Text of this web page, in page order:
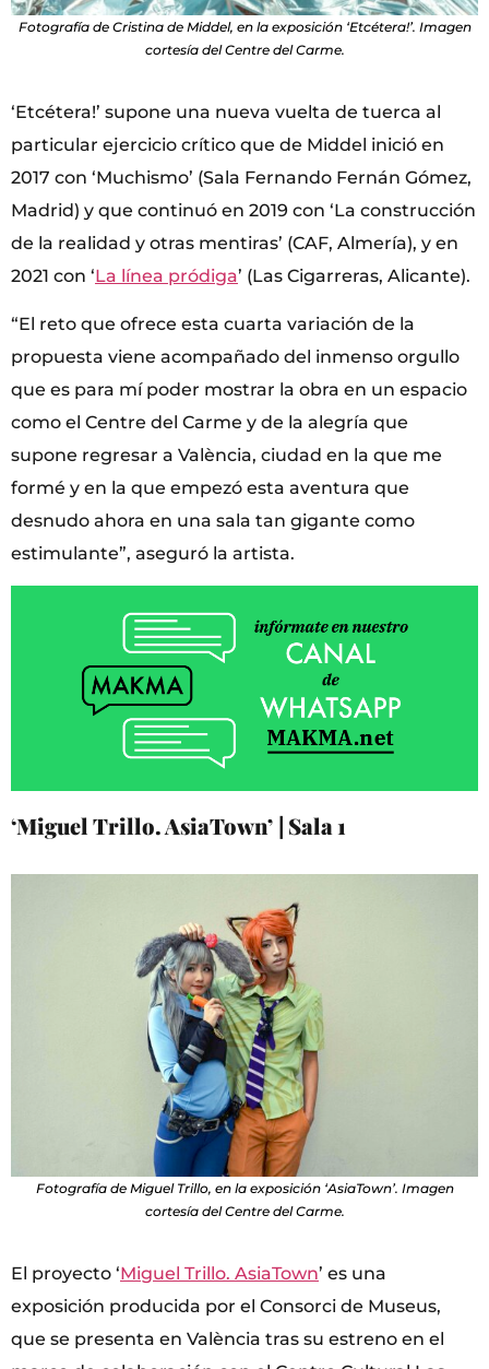
Fotografía de Cristina de Middel, en la exposición ‘Etcétera!’. Imagen
cortesía del Centre del Carme.
‘Etcétera!’ supone una nueva vuelta de tuerca al
particular ejercicio crítico que de Middel inició en
2017 con ‘Muchismo’ (Sala Fernando Fernán Gómez,
Madrid) y que continuó en 2019 con ‘La construcción
de la realidad y otras mentiras’ (CAF, Almería), y en
2021 con ‘La línea pródiga’ (Las Cigarreras, Alicante).
“El reto que ofrece esta cuarta variación de la
propuesta viene acompañado del inmenso orgullo
que es para mí poder mostrar la obra en un espacio
como el Centre del Carme y de la alegría que
supone regresar a València, ciudad en la que me
formé y en la que empezó esta aventura que
desnudo ahora en una sala tan gigante como
estimulante”, aseguró la artista.
‘Miguel Trillo. AsiaTown’ | Sala 1
Fotografía de Miguel Trillo, en la exposición ‘AsiaTown’. Imagen
cortesía del Centre del Carme.
El proyecto ‘Miguel Trillo. AsiaTown’ es una
exposición producida por el Consorci de Museus,
que se presenta en València tras su estreno en el